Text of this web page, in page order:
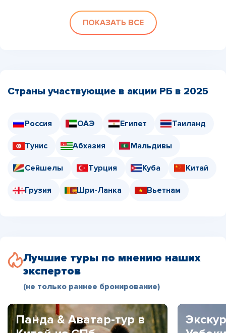
ПОКАЗАТЬ ВСЕ
Страны участвующие в акции РБ в 2025
Россия ОАЭ Египет Таиланд
Тунис Абхазия Мальдивы
Сейшелы Турция Куба Китай
Грузия Шри-Ланка Вьетнам
Лучшие туры по мнению наших
экспертов
(не только раннее бронирование)
Панда & Аватар-тур в